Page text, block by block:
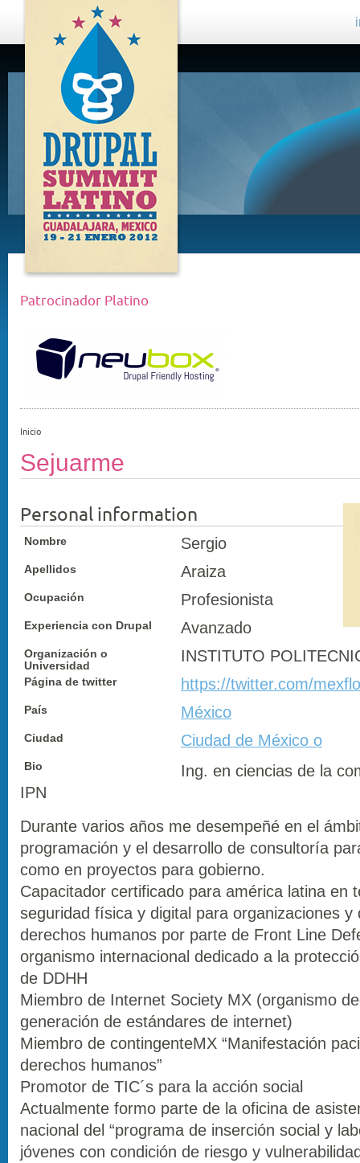
DRUPAL
SUMMIT
LATINO,
GUADALAJARA
2012
Patrocinador Platino
Inicio
Sejuarme
Personal information
Nombre Sergio
Apellidos Araiza
Ocupación Profesionista
Experiencia con Drupal Avanzado
Organización o
Universidad
INSTITUTO
Página de twitter https://twitter.com/
País México
Ciudad Ciudad de México o
Bio
Ing. en ciencias de la
IPN
Durante varios años me desempeñé en el
programación y el desarrollo de consultoría
como en proyectos para gobierno.
Capacitador certificado para américa latina en
seguridad física y digital para organizaciones y
derechos humanos por parte de Front Line
organismo internacional dedicado a la
de DDHH
Miembro de Internet Society MX (organismo
generación de estándares de internet)
Miembro de contingenteMX “Manifestación
derechos humanos”
Promotor de TIC´s para la acción social
Actualmente formo parte de la oficina de
nacional del “programa de inserción social y
jóvenes con condición de riesgo y